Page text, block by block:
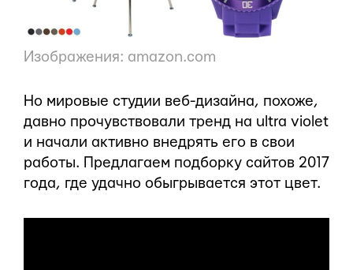
Изображения: amazon.com
Но мировые студии веб-дизайна, похоже,
давно прочувствовали тренд на ultra violet
и начали активно внедрять его в свои
работы. Предлагаем подборку сайтов 2017
года, где удачно обыгрывается этот цвет.